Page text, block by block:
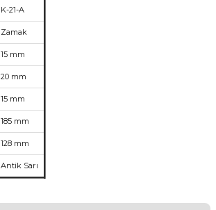
K-21-A
Zamak
15 mm
20 mm
15 mm
185 mm
128 mm
Antik Sarı